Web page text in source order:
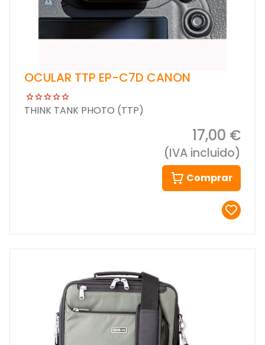
OCULAR TTP EP-C7D CANON
THINK TANK PHOTO (TTP)
17,00 €
(IVA incluido)
Comprar